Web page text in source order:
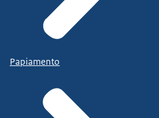
Papiamento